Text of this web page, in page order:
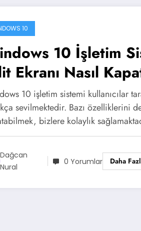
10
10 İşletim
Ekranı Nasıl
10 işletim sistemi kullanıcılar
sevilmektedir. Bazı özelliklerini
bizlere kolaylık
Dağcan
Nural
0 Yorumlar Daha